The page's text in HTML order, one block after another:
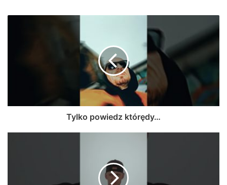
Tylko powiedz którędy…